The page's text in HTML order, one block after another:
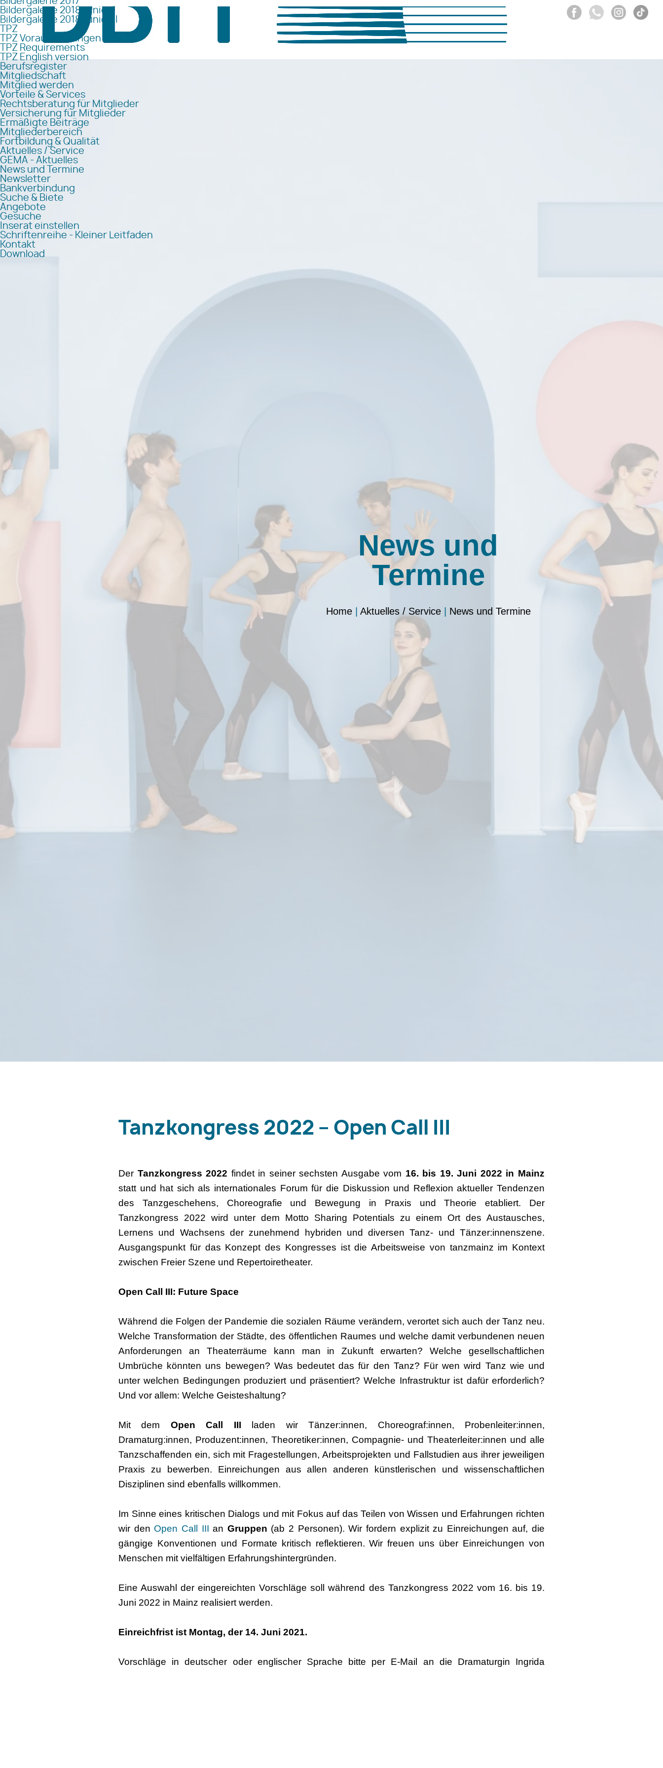
Bildergalerie 2018 Junior I
Bildergalerie 2018 Junior II
TPZ
TPZ Voraussetzungen
TPZ Requirements
TPZ English version
Berufsregister
Mitgliedschaft
Mitglied werden
Vorteile & Services
Rechtsberatung für Mitglieder
Versicherung für Mitglieder
Ermäßigte Beiträge
Mitgliederbereich
Fortbildung & Qualität
Aktuelles / Service
GEMA - Aktuelles
News und Termine
Newsletter
Bankverbindung
Suche & Biete
Angebote
Gesuche
Inserat einstellen
Schriftenreihe - Kleiner Leitfaden
Kontakt
Download
News und
Termine
Home| Aktuelles / Service| News und Termine
Tanzkongress 2022 – Open Call III
Der Tanzkongress 2022 findet in seiner sechsten Ausgabe vom 16. bis 19. Juni 2022 in Mainz
statt und hat sich als internationales Forum für die Diskussion und Reflexion aktueller Tendenzen
des Tanzgeschehens, Choreografie und Bewegung in Praxis und Theorie etabliert. Der
Tanzkongress 2022 wird unter dem Motto Sharing Potentials zu einem Ort des Austausches,
Lernens und Wachsens der zunehmend hybriden und diversen Tanz- und Tänzer:innenszene.
Ausgangspunkt für das Konzept des Kongresses ist die Arbeitsweise von tanzmainz im Kontext
zwischen Freier Szene und Repertoiretheater.
Open Call III: Future Space
Während die Folgen der Pandemie die sozialen Räume verändern, verortet sich auch der Tanz neu.
Welche Transformation der Städte, des öffentlichen Raumes und welche damit verbundenen neuen
Anforderungen an Theaterräume kann man in Zukunft erwarten? Welche gesellschaftlichen
Umbrüche könnten uns bewegen? Was bedeutet das für den Tanz? Für wen wird Tanz wie und
unter welchen Bedingungen produziert und präsentiert? Welche Infrastruktur ist dafür erforderlich?
Und vor allem: Welche Geisteshaltung?
Mit dem Open Call III laden wir Tänzer:innen, Choreograf:innen, Probenleiter:innen,
Dramaturg:innen, Produzent:innen, Theoretiker:innen, Compagnie- und Theaterleiter:innen und alle
Tanzschaffenden ein, sich mit Fragestellungen, Arbeitsprojekten und Fallstudien aus ihrer jeweiligen
Praxis zu bewerben. Einreichungen aus allen anderen künstlerischen und wissenschaftlichen
Disziplinen sind ebenfalls willkommen.
Im Sinne eines kritischen Dialogs und mit Fokus auf das Teilen von Wissen und Erfahrungen richten
wir den Open Call III an Gruppen (ab 2 Personen). Wir fordern explizit zu Einreichungen auf, die
gängige Konventionen und Formate kritisch reflektieren. Wir freuen uns über Einreichungen von
Menschen mit vielfältigen Erfahrungshintergründen.
Eine Auswahl der eingereichten Vorschläge soll während des Tanzkongress 2022 vom 16. bis 19.
Juni 2022 in Mainz realisiert werden.
Einreichfrist ist Montag, der 14. Juni 2021.
Vorschläge in deutscher oder englischer Sprache bitte per E-Mail an die Dramaturgin Ingrida